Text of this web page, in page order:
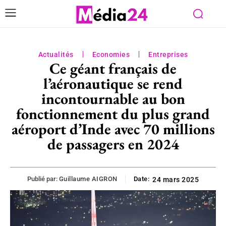
Actualités Economies Entreprises
Ce géant français de
l’aéronautique se rend
incontournable au bon
fonctionnement du plus grand
aéroport d’Inde avec 70 millions
de passagers en 2024
Publié par: Guillaume AIGRON Date: 24 mars 2025